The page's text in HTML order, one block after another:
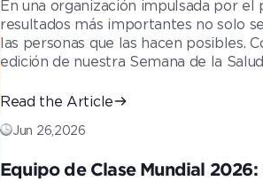
En una organización impulsada por
resultados más importantes no solo
las personas que las hacen posibles.
edición de nuestra Semana de la Salud,
Read the Article
Jun 26,2026
Equipo de Clase Mundial